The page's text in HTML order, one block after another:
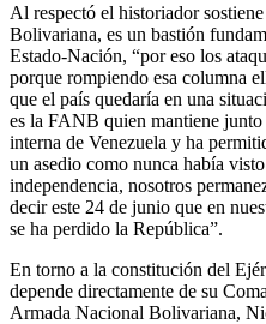
Al respectó el historiador
Bolivariana, es un bastión
Estado-Nación, “por eso los
porque rompiendo esa columna
que el país quedaría en una
es la FANB quien mantiene junto
interna de Venezuela y ha
un asedio como nunca había
independencia, nosotros
decir este 24 de junio que en
se ha perdido la República”.
En torno a la constitución del
depende directamente de su
Armada Nacional Bolivariana,